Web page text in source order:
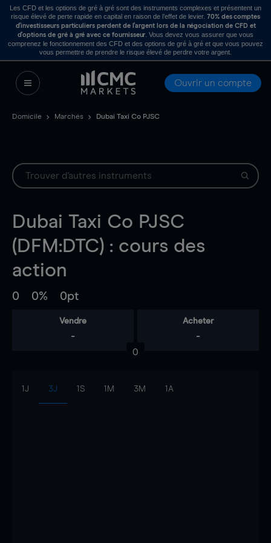
Les CFD et les options de gré à gré sont des instruments complexes et présentent un
risque élevé de perte rapide en capital en raison de l’effet de levier. 70% des comptes
d’investisseurs particuliers perdent de l’argent lors de la négociation de CFD et
d’options de gré à gré avec ce fournisseur . Vous devez vous assurer que vous
comprenez le fonctionnement des CFD et des options de gré à gré et que vous pouvez
vous permettre de prendre le risque élevé de perdre votre argent.
Ouvrir un compte
Domicile Marchés Dubai Taxi Co PJSC
Dubai Taxi Co PJSC
(DFM:DTC) : cours des
action
0 0% 0pt
Vendre
-
Acheter
-
0
1J 3J 1S 1M 3M 1A